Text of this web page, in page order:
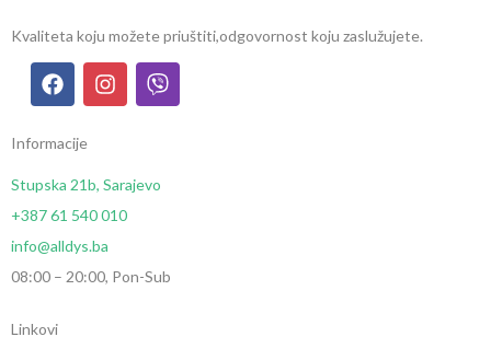
Kvaliteta koju možete priuštiti,odgovornost koju zaslužujete.
Informacije
Stupska 21b, Sarajevo
+387 61 540 010
info@alldys.ba
08:00 – 20:00, Pon-Sub
Linkovi